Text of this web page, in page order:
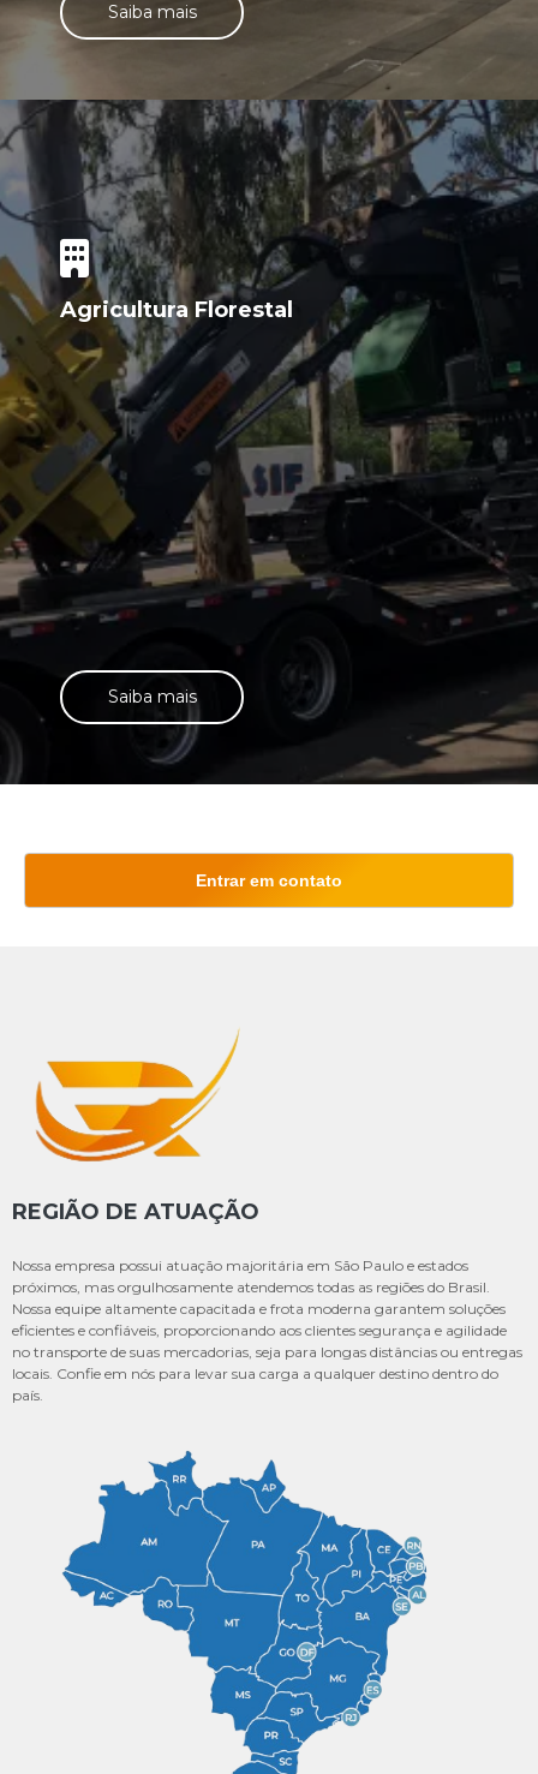
Saiba mais
Agricultura Florestal
Saiba mais
Entrar em contato
REGIÃO DE ATUAÇÃO
Nossa empresa possui atuação majoritária em São Paulo e estados
próximos, mas orgulhosamente atendemos todas as regiões do Brasil.
Nossa equipe altamente capacitada e frota moderna garantem soluções
eficientes e confiáveis, proporcionando aos clientes segurança e agilidade
no transporte de suas mercadorias, seja para longas distâncias ou entregas
locais. Confie em nós para levar sua carga a qualquer destino dentro do
país.